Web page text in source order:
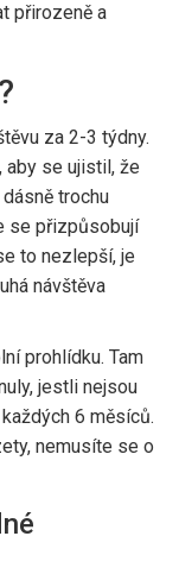
přirozeně a
za 2-3 týdny.
aby se ujistil, že
trochu
se přizpůsobují
to nezlepší, je
návštěva
prohlídku. Tam
jestli nejsou
6 měsíců.
nemusíte se o